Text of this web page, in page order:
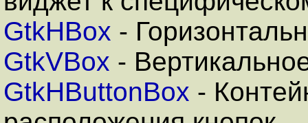
GtkHBox -
GtkVBox -
GtkHButtonBox -